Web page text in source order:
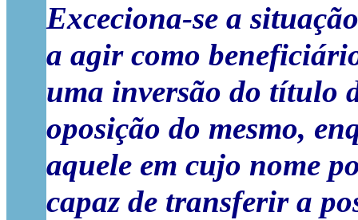
Exceciona-se a
a agir como
uma inversão do título
oposição do mesmo,
aquele em cujo nome
capaz de transferir a